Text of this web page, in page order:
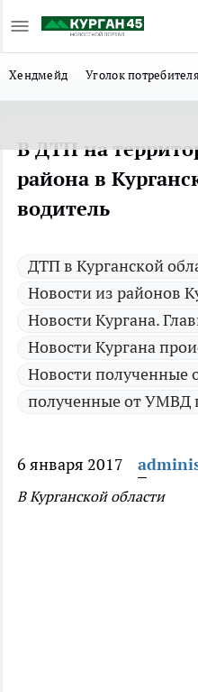
Хендмейд Уголок
В ДТП на
района в
водитель
ДТП в Курганской
Новости из районов
Новости Кургана.
Новости Кургана
Новости полученные
полученные от УМВД
6 января 2017
В Курганской области